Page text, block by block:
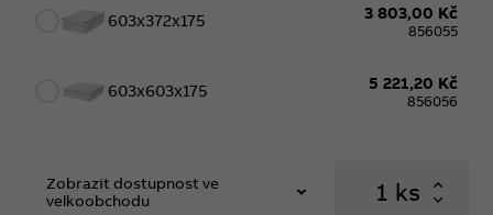
603x372x175 3 803,00 Kč
856055
603x603x175 5 221,20 Kč
856056
Zobrazit dostupnost ve
velkoobchodu
ks